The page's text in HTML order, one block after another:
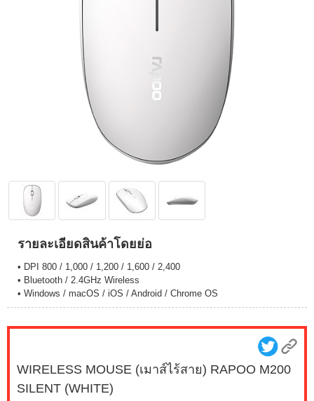
รายละเอียดสินค้าโดยย่อ
• DPI 800 / 1,000 / 1,200 / 1,600 / 2,400
• Bluetooth / 2.4GHz Wireless
• Windows / macOS / iOS / Android / Chrome OS
WIRELESS MOUSE (เมาส์ไร้สาย) RAPOO M200
SILENT (WHITE)